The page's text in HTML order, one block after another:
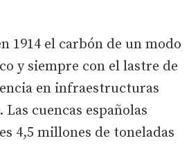
1914 el carbón de un modo
y siempre con el lastre de
en infraestructuras
cuencas españolas
4,5 millones de toneladas